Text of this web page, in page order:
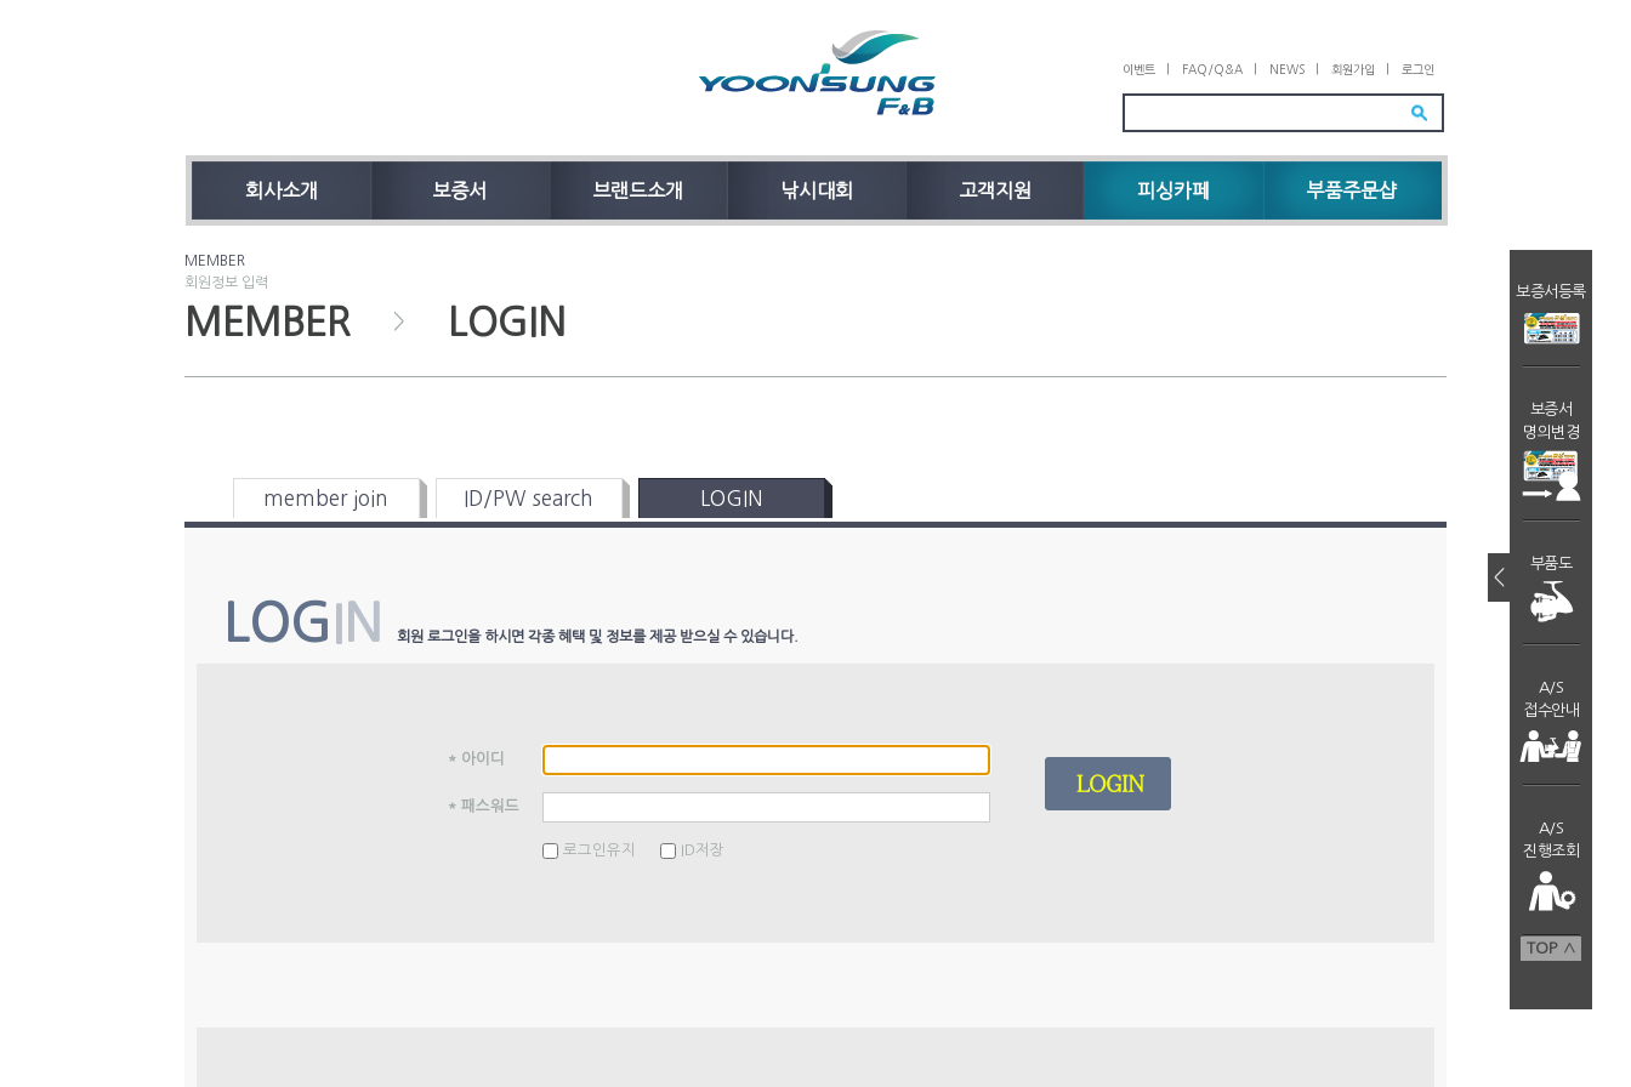
이벤트 FAQ/Q&A NEWS 회원가입 로그인
회사소개 보증서 브랜드소개 낚시대회 고객지원 피싱카페 부품주문샵
보증서등록
보증서
명의변경
부품도
A/S
접수안내
A/S
진행조회
TOP ∧
＜
MEMBER
회원정보 입력
MEMBER > LOGIN
member join ID/PW search LOGIN
LOG IN 회원 로그인을 하시면 각종 혜택 및 정보를 제공 받으실 수 있습니다.
* 아이디
* 패스워드
로그인유지 ID저장